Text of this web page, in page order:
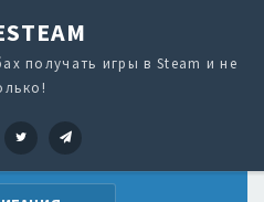
получать игры в Steam и не
VK Twitter